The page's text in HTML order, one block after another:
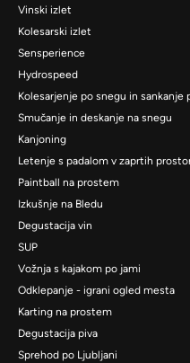
Vinski izlet
Kolesarski izlet
Sensperience
Hydrospeed
Kolesarjenje po snegu in sankanje
Smučanje in deskanje na snegu
Kanjoning
Letenje s padalom v zaprtih
Paintball na prostem
Izkušnje na Bledu
Degustacija vin
SUP
Vožnja s kajakom po jami
Odklepanje - igrani ogled mesta
Karting na prostem
Degustacija piva
Sprehod po Ljubljani